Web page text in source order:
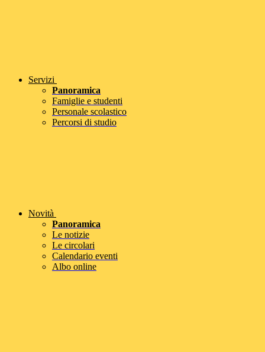
Servizi
Panoramica
Famiglie e studenti
Personale scolastico
Percorsi di studio
Novità
Panoramica
Le notizie
Le circolari
Calendario eventi
Albo online